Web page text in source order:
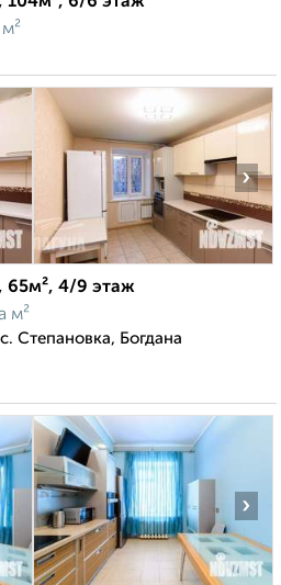
м²
›
65м², 4/9 этаж
м²
Степановка, Богдана
›